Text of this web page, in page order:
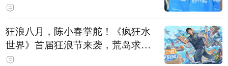
狂浪八月，陈小春掌舵！《疯狂水
世界》首届狂浪节来袭，荒岛求生
直播即将开启